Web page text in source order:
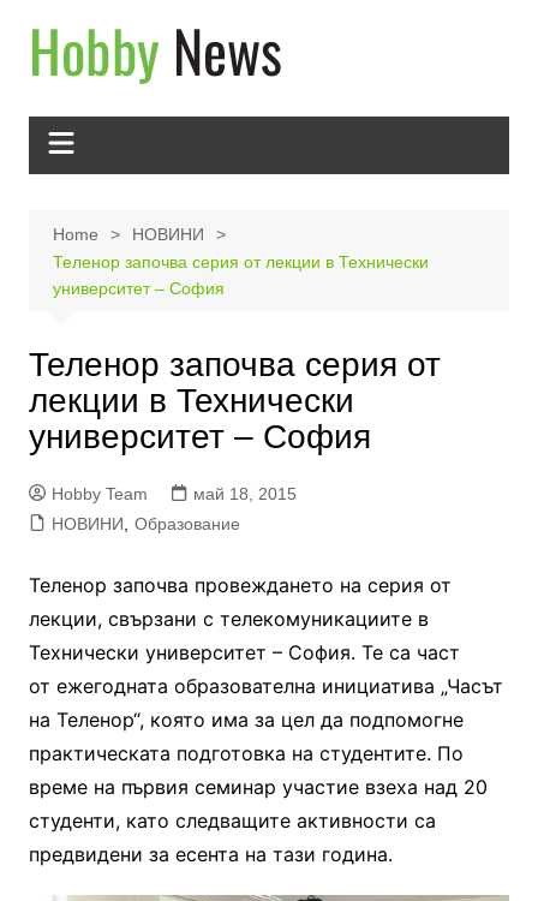
content
Home
НОВИНИ
Теленор започва серия от лекции в Технически
университет – София
Теленор започва серия от
лекции в Технически
университет – София
Hobby Team
май 18, 2015
НОВИНИ
Образование
Теленор започва провеждането на серия от
лекции, свързани с телекомуникациите в
Технически университет – София. Те са част
от ежегодната образователна инициатива „Часът
на Теленор“, която има за цел да подпомогне
практическата подготовка на студентите. По
време на първия семинар участие взеха над 20
студенти, като следващите активности са
предвидени за есента на тази година.